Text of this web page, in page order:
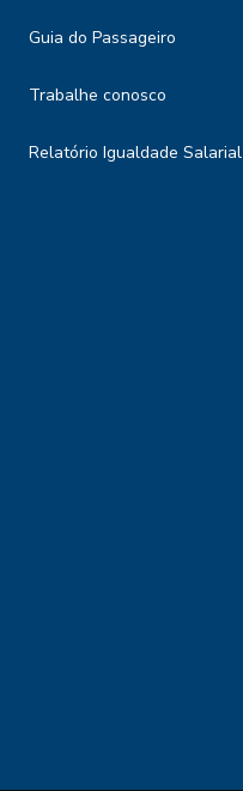
Guia do Passageiro
Trabalhe conosco
Relatório Igualdade Salarial